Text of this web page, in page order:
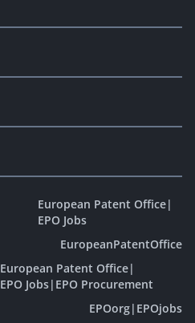
European Patent Office|
EPO Jobs
EuropeanPatentOffice
European Patent Office|
EPO Jobs| EPO Procurement
EPOorg| EPOjobs